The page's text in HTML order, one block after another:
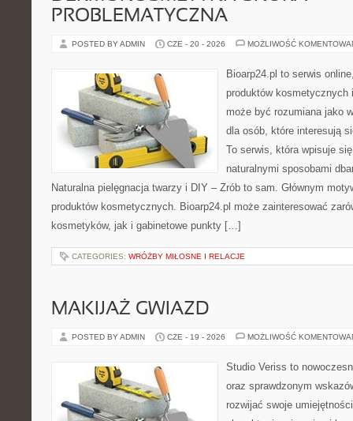
PROBLEMATYCZNA
POSTED BY ADMIN CZE - 20 - 2026 MOŻLIWOŚĆ
Bioarp24.pl to serwis
produktów kosmetycznych
może być rozumiana jako
dla osób, które interesują
To serwis, która wpisuje
naturalnymi sposobami
Naturalna pielęgnacja twarzy i DIY – Zrób to sam. Głównym
produktów kosmetycznych. Bioarp24.pl może zainteresować
kosmetyków, jak i gabinetowe punkty […]
CATEGORIES: WRÓŻBY MIŁOSNE I RELACJE
MAKIJAŻ GWIAZD
POSTED BY ADMIN CZE - 19 - 2026 MOŻLIWOŚĆ
Studio Veriss to
oraz sprawdzonym
rozwijać swoje